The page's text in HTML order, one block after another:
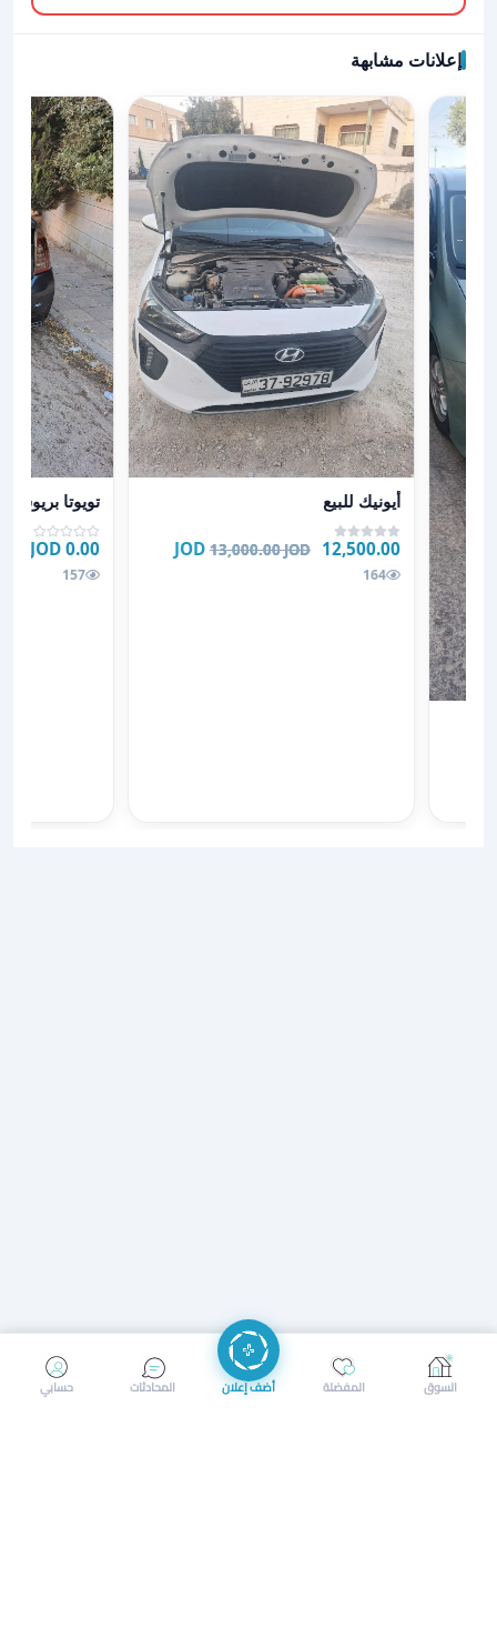
إعلانات مشابهة
عرض تفاصيل أيونيك للبيع
أيونيك للبيع
12,500.00 JOD
13,000.00 JOD
164
عرض تفاصيل
تويوتا بريوس
0.00 JOD
157
إرسال رسالة إجراء مكالمة
حسابي المحادثات أضف إعلان المفضلة السوق